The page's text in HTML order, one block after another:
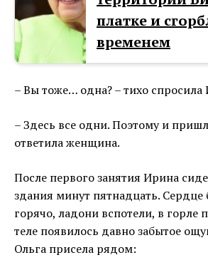
платке и
временем
– Вы тоже… одна? – тихо спросила
– Здесь все одни. Поэтому и
ответила женщина.
После первого занятия Ирина
здания минут пятнадцать. Сердце
горячо, ладони вспотели, в горле
теле появилось давно забытое
Ольга присела рядом: